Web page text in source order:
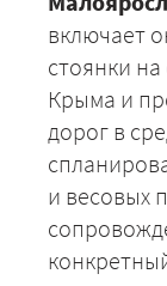
включает
стоянки
Крыма и
дорог в
и весовых